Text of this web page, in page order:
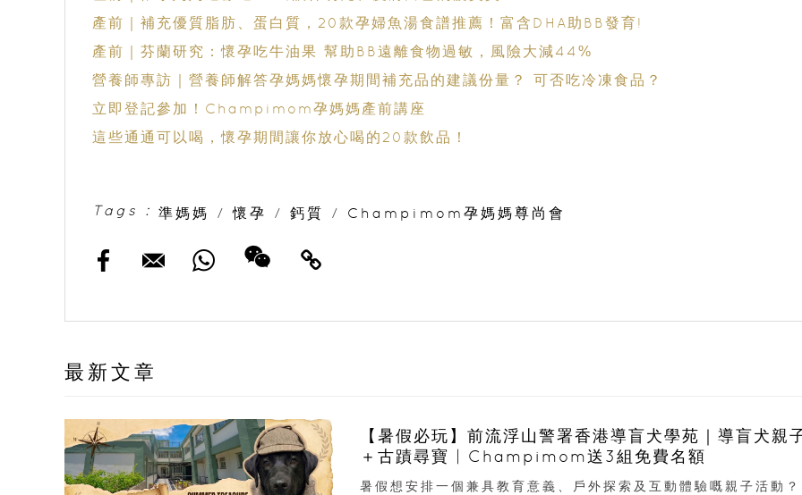
產前｜補充優質脂肪、蛋白質，20款孕婦魚湯食譜推薦！富含DHA助BB發育!
產前｜芬蘭研究：懷孕吃牛油果 幫助BB遠離食物過敏，風險大減44%
營養師專訪｜營養師解答孕媽媽懷孕期間補充品的建議份量？ 可否吃冷凍食品？
立即登記參加！Champimom孕媽媽產前講座
這些通通可以喝，懷孕期間讓你放心喝的20款飲品！
Tags : 準媽媽 / 懷孕 / 鈣質 / Champimom孕媽媽尊尚會
最新文章
【暑假必玩】前流浮山警署香港導盲犬學苑｜導盲犬親
＋古蹟尋寶 | Champimom送3組免費名額
暑假想安排一個兼具教育意義、戶外探索及互動體驗嘅親子活動